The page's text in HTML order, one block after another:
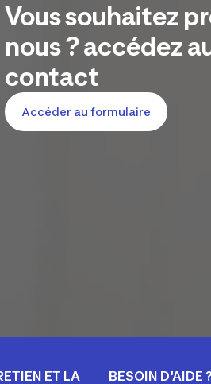
Vous souhaitez
nous ? accédez
contact
Accéder au formulaire
ET LA
BESOIN D'AIDE